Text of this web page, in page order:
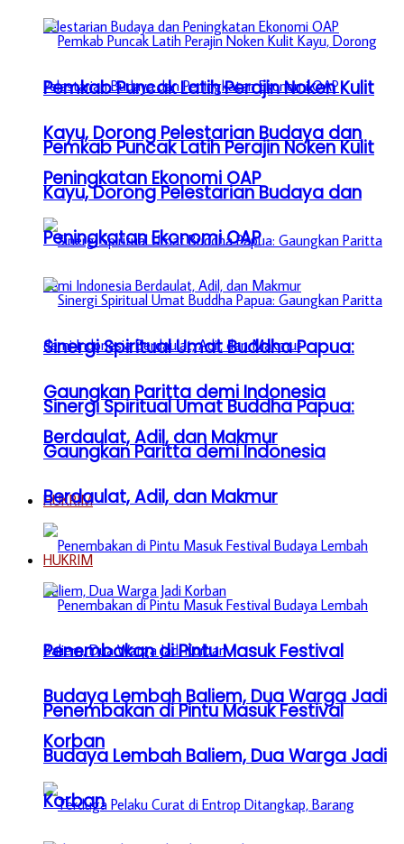
Pemkab Puncak Latih Perajin Noken Kulit
Kayu, Dorong Pelestarian Budaya dan
Peningkatan Ekonomi OAP
Sinergi Spiritual Umat Buddha Papua:
Gaungkan Paritta demi Indonesia
Berdaulat, Adil, dan Makmur
HUKRIM
Penembakan di Pintu Masuk Festival
Budaya Lembah Baliem, Dua Warga Jadi
Korban
Pemkab Puncak Latih Perajin Noken Kulit
Kayu, Dorong Pelestarian Budaya dan
Peningkatan Ekonomi OAP
Sinergi Spiritual Umat Buddha Papua:
Gaungkan Paritta demi Indonesia
Berdaulat, Adil, dan Makmur
HUKRIM
Penembakan di Pintu Masuk Festival
Budaya Lembah Baliem, Dua Warga Jadi
Korban